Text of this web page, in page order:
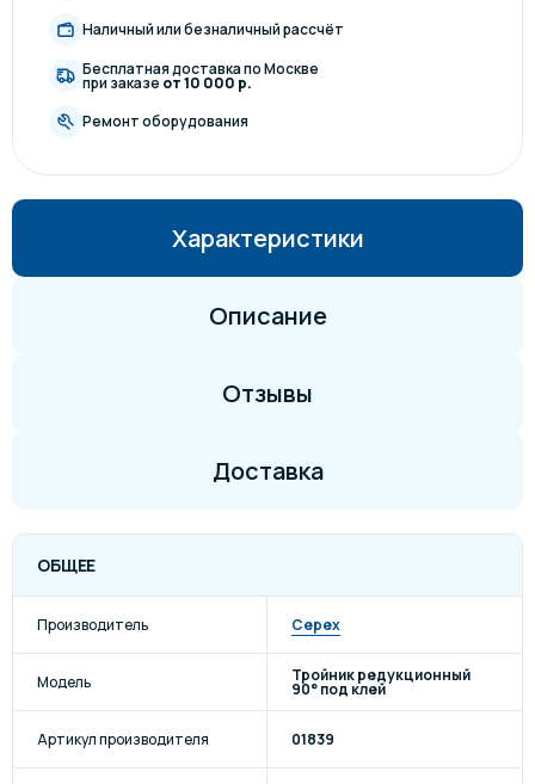
Наличный или безналичный рассчёт
Бесплатная доставка по Москве
при заказе от 10 000 р.
Ремонт оборудования
Характеристики
Описание
Отзывы
Доставка
ОБЩЕЕ
Производитель Cepex
Модель Тройник редукционный
90° под клей
Артикул производителя 01839